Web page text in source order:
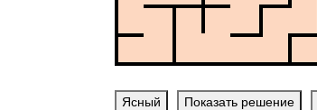
Ясный Показать решение